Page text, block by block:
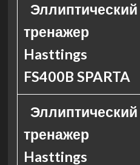
Эллиптический
тренажер
Hasttings
FS400B SPARTA
Эллиптический
тренажер
Hasttings